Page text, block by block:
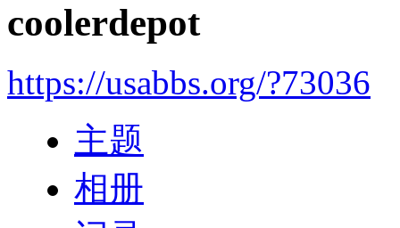
coolerdepot
https://usabbs.org/?73036
主题
相册